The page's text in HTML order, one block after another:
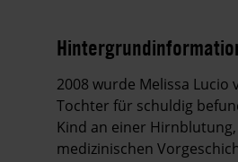
Hintergrund
2008 wurde Melissa
Tochter für schuldig
Kind an einer
medizinischen